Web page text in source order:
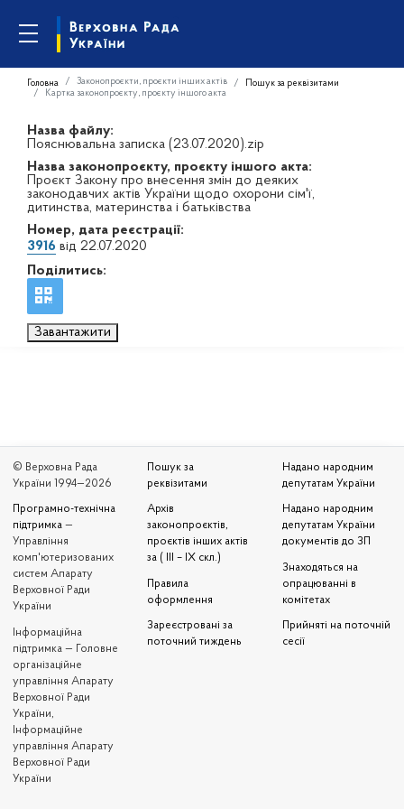
Головна Законопроєкти, проєкти інших актів
Пошук за реквізитами
Картка законопроєкту, проєкту іншого акта
Назва файлу:
Пояснювальна записка (23.07.2020).zip
Назва законопроєкту, проєкту іншого акта:
Проєкт Закону про внесення змін до деяких
законодавчих актів України щодо охорони сім'ї,
дитинства, материнства і батьківства
Номер, дата реєстрації:
3916 від 22.07.2020
Поділитись:
Завантажити
© Верховна Рада
України 1994—2026
Програмно-технічна
підтримка —
Управління
комп'ютеризованих
систем Апарату
Верховної Ради
України
Iнформаційна
підтримка — Головне
організаційне
управління Апарату
Верховної Ради
України,
Інформаційне
управління Апарату
Верховної Ради
України
Пошук за
реквізитами
Архів
законопроєктів,
проєктів інших актів
за ( III – IX скл.)
Правила
оформлення
Зареєстровані за
поточний тиждень
Надано народним
депутатам України
Надано народним
депутатам України
документів до ЗП
Знаходяться на
опрацюванні в
комітетах
Прийняті на поточній
сесії